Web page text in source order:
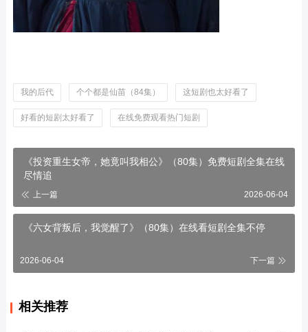
我的后代 个个都是仙苗（84集） 这短剧也太好看了
好看的短剧太好看了 在线免费观看热门短剧
《投资重生女帝，她竟叫我相公》（80集）免费短剧全集在线
尽情追
上一篇 2026-06-04
《六女背叛后，我觉醒了》（80集）在线看短剧全集不停
2026-06-04 下一篇
相关推荐